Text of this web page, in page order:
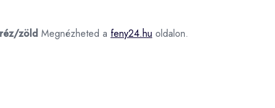
zöld Megnézheted a feny24.hu oldalon.